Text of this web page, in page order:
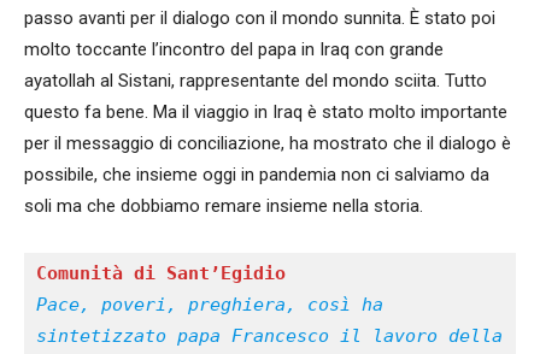
passo avanti per il dialogo con il mondo sunnita. È stato poi
molto toccante l’incontro del papa in Iraq con grande
ayatollah al Sistani, rappresentante del mondo sciita. Tutto
questo fa bene. Ma il viaggio in Iraq è stato molto importante
per il messaggio di conciliazione, ha mostrato che il dialogo è
possibile, che insieme oggi in pandemia non ci salviamo da
soli ma che dobbiamo remare insieme nella storia.
Pace, poveri, preghiera, così ha
sintetizzato papa Francesco il lavoro della